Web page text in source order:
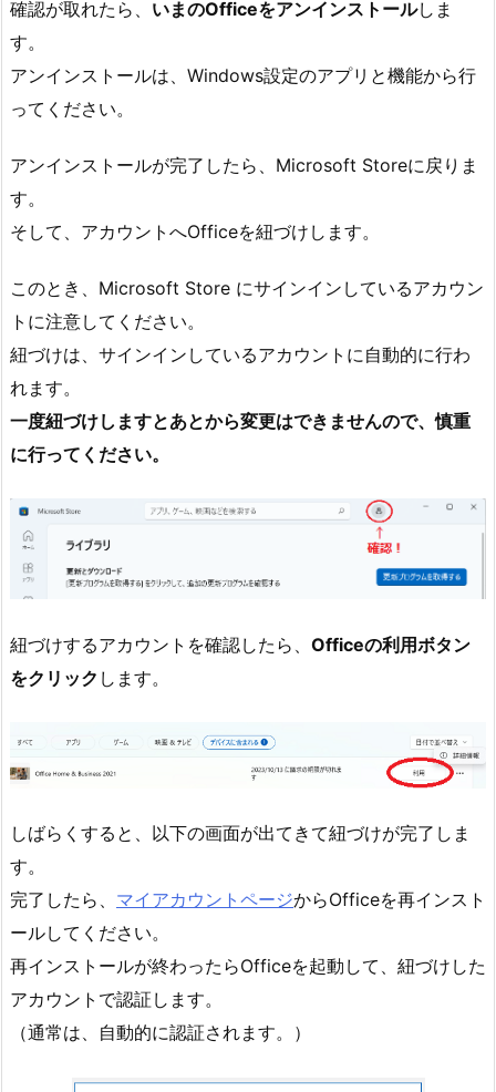
確認が取れたら、 いまのOfficeをアンインストールしま
す。
アンインストールは、Windows設定のアプリと機能から行
ってください。
アンインストールが完了したら、Microsoft Storeに戻りま
す。
そして、アカウントへOfficeを紐づけします。
このとき、Microsoft Store にサインインしているアカウン
トに注意してください。
紐づけは、サインインしているアカウントに自動的に行わ
れます。
一度紐づけしますとあとから変更はできませんので、慎重
に行ってください。
紐づけするアカウントを確認したら、 Officeの利用ボタン
をクリック します。
しばらくすると、以下の画面が出てきて紐づけが完了しま
す。
完了したら、 マイアカウントページからOfficeを再インスト
ールしてください。
再インストールが終わったらOfficeを起動して、紐づけした
アカウントで認証します。
（通常は、自動的に認証されます。）